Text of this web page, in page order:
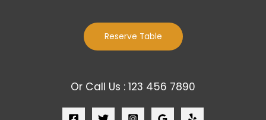
Reserve Table
Or Call Us : 123 456 7890